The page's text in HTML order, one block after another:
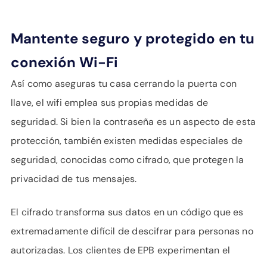
Mantente seguro y protegido en tu
conexión Wi-Fi
Así como aseguras tu casa cerrando la puerta con
llave, el wifi emplea sus propias medidas de
seguridad. Si bien la contraseña es un aspecto de esta
protección, también existen medidas especiales de
seguridad, conocidas como cifrado, que protegen la
privacidad de tus mensajes.
El cifrado transforma sus datos en un código que es
extremadamente difícil de descifrar para personas no
autorizadas. Los clientes de EPB experimentan el